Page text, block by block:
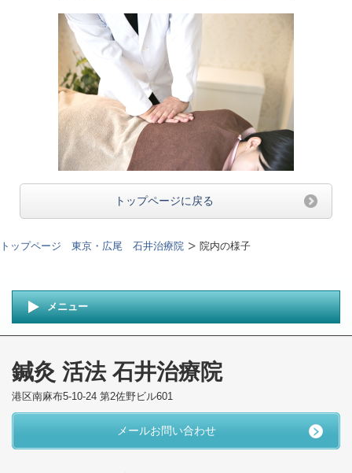
トップページに戻る
トップページ 東京・広尾 石井治療院 院内の様子
メニュー
鍼灸 活法 石井治療院
港区南麻布5-10-24 第2佐野ビル601
メールお問い合わせ